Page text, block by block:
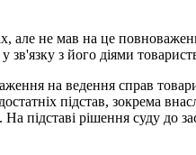
але не мав на це
з його діями
на ведення справ
підстав, зокрема
підставі рішення суду до